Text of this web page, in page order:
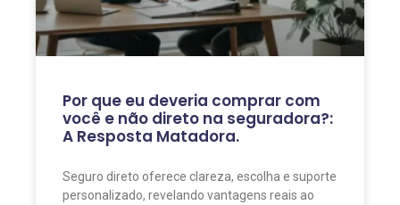
Por que eu deveria comprar com
você e não direto na seguradora?:
A Resposta Matadora.
Seguro direto oferece clareza, escolha e suporte
personalizado, revelando vantagens reais ao